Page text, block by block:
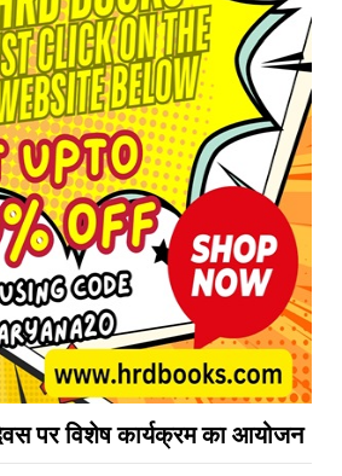
पर विशेष कार्यक्रम का आयोजन